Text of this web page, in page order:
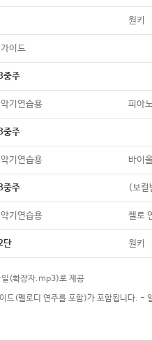
원키
이드
중주
기연습용 피아
중주
기연습용 바이
중주 (보컬
기연습용 첼로
단 원키
(확장자.mp3)로 제공
드(멜로디 연주를 포함)가 포함됩니다. -